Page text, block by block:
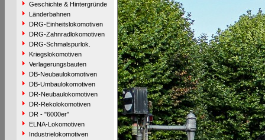
Geschichte & Hintergründe
Länderbahnen
DRG-Einheitslokomotiven
DRG-Zahnradlokomotiven
DRG-Schmalspurlok.
Kriegslokomotiven
Verlagerungsbauten
DB-Neubaulokomotiven
DB-Umbaulokomotiven
DR-Neubaulokomotiven
DR-Rekolokomotiven
DR - "6000er"
ELNA-Lokomotiven
Industrielokomotiven